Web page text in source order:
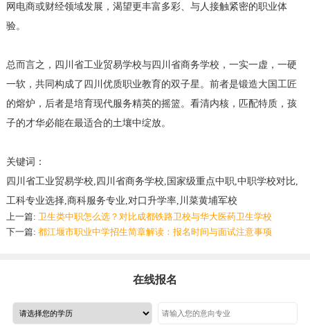
网电商或财经领域发展，渴望更丰富多彩、与人接触紧密的职业体
验。
总而言之，四川省工业贸易学校与四川省商务学校，一实一虚，一硬
一软，共同构成了四川优质职业教育的双子星。前者是锻造大国工匠
的熔炉，后者是培育现代服务精英的摇篮。看清内核，匹配特质，孩
子的才华必能在最适合的土壤中绽放。
关键词：
四川省工业贸易学校,四川省商务学校,国家级重点中职,中职学校对比,
工科专业选择,商科服务专业,对口升学率,川菜黄埔军校
上一篇: 卫生类中职怎么选？对比成都铁路卫校与华大医药卫生学校
下一篇: 都江堰市职业中学招生简章解读：报名时间与面试注意事项
在线报名